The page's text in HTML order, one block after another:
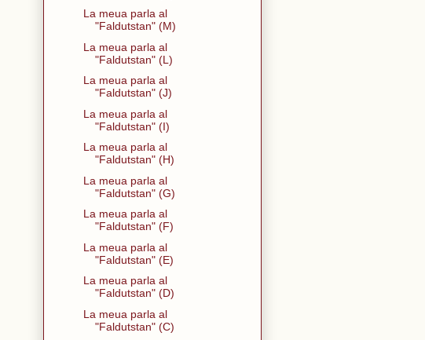
La meua parla al
"Faldutstan" (M)
La meua parla al
"Faldutstan" (L)
La meua parla al
"Faldutstan" (J)
La meua parla al
"Faldutstan" (I)
La meua parla al
"Faldutstan" (H)
La meua parla al
"Faldutstan" (G)
La meua parla al
"Faldutstan" (F)
La meua parla al
"Faldutstan" (E)
La meua parla al
"Faldutstan" (D)
La meua parla al
"Faldutstan" (C)